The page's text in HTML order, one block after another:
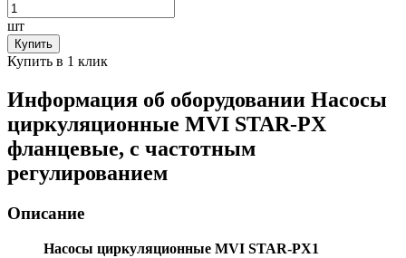
шт
Купить
Купить в 1 клик
Информация об оборудовании Насосы
циркуляционные MVI STAR-PX
фланцевые, с частотным
регулированием
Описание
Насосы циркуляционные MVI STAR-PX1